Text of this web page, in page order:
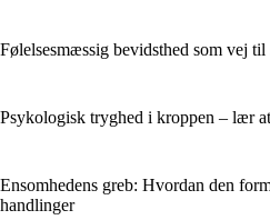
Følelsesmæssig bevidsthed som vej
Psykologisk tryghed i kroppen – lær
Ensomhedens greb: Hvordan den
handlinger